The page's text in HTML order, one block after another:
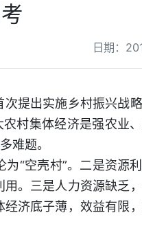
日期：
提出实施乡村振兴战
村集体经济是强农业
难题。
“空壳村”。二是资源
。三是人力资源缺乏
济底子薄，效益有限